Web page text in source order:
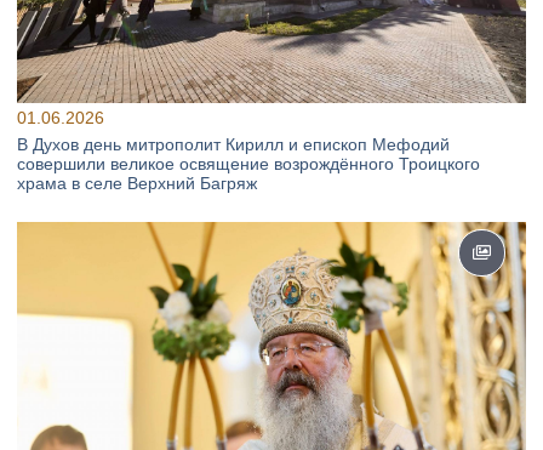
01.06.2026
В Духов день митрополит Кирилл и епископ Мефодий
совершили великое освящение возрождённого Троицкого
храма в селе Верхний Багряж